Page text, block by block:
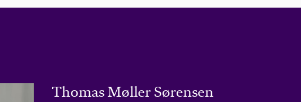
Thomas Møller Sørensen